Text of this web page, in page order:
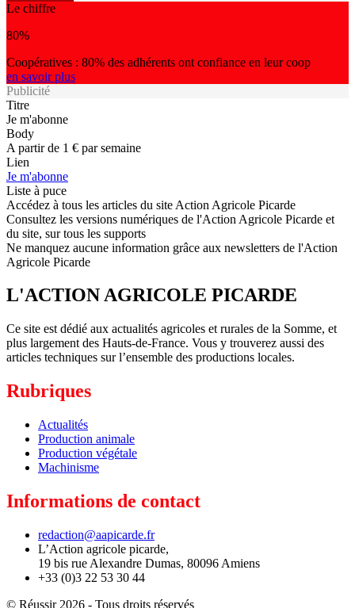
Le chiffre
80%
Coopératives : 80% des adhérents ont confiance en leur coop
en savoir plus
Publicité
Titre
Je m'abonne
Body
A partir de 1 € par semaine
Lien
Je m'abonne
Liste à puce
Accédez à tous les articles du site Action Agricole Picarde
Consultez les versions numériques de l'Action Agricole Picarde et
du site, sur tous les supports
Ne manquez aucune information grâce aux newsletters de l'Action
Agricole Picarde
L'ACTION AGRICOLE PICARDE
Ce site est dédié aux actualités agricoles et rurales de la Somme, et
plus largement des Hauts-de-France. Vous y trouverez aussi des
articles techniques sur l’ensemble des productions locales.
Rubriques
Actualités
Production animale
Production végétale
Machinisme
Informations de contact
redaction@aapicarde.fr
L’Action agricole picarde,
19 bis rue Alexandre Dumas, 80096 Amiens
+33 (0)3 22 53 30 44
© Réussir 2026 - Tous droits réservés